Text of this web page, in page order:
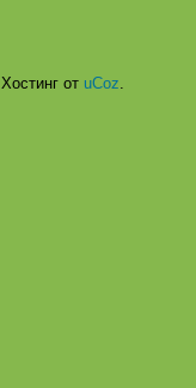
Хостинг от uCoz.